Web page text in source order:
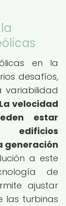
en la
desafíos,
variabilidad
La velocidad
estar
generación
a este
de
ajustar
las turbinas